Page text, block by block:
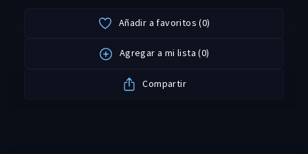
Añadir a favoritos (0)
Agregar a mi lista (0)
Compartir